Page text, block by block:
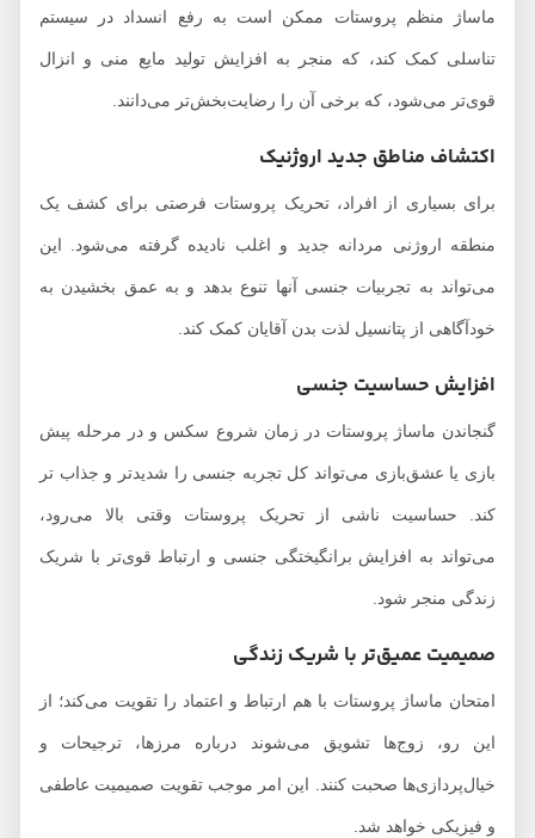
ماساژ منظم پروستات ممکن است به رفع انسداد در سیستم
تناسلی کمک کند، که منجر به افزایش تولید مایع منی و انزال
قوی‌تر می‌شود، که برخی آن را رضایت‌بخش‌تر می‌دانند.
اکتشاف مناطق جدید اروژنیک
برای بسیاری از افراد، تحریک پروستات فرصتی برای کشف یک
منطقه اروژنی مردانه جدید و اغلب نادیده گرفته می‌شود. این
می‌تواند به تجربیات جنسی آنها تنوع بدهد و به عمق بخشیدن به
خودآگاهی از پتانسیل لذت بدن آقایان کمک کند.
افزایش حساسیت جنسی
گنجاندن ماساژ پروستات در زمان شروع سکس و در مرحله پیش
بازی یا عشق‌بازی می‌تواند کل تجربه جنسی را شدیدتر و جذاب تر
کند. حساسیت ناشی از تحریک پروستات وقتی بالا می‌رود،
می‌تواند به افزایش برانگیختگی جنسی و ارتباط قوی‌تر با شریک
زندگی منجر شود.
صمیمیت عمیق‌تر با شریک زندگی
امتحان ماساژ پروستات با هم ارتباط و اعتماد را تقویت می‌کند؛ از
این رو، زوج‌ها تشویق می‌شوند درباره مرزها، ترجیحات و
خیال‌پردازی‌ها صحبت کنند. این امر موجب تقویت صمیمیت عاطفی
و فیزیکی خواهد شد.